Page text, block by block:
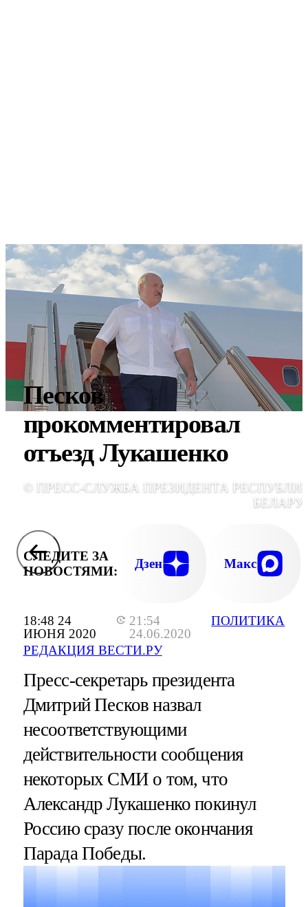
18:48 24
ИЮНЯ 2020
21:54
24.06.2020
РЕДАКЦИЯ ВЕСТИ.РУ
ПОЛИТИКА
Песков
прокомментировал
отъезд Лукашенко
© ПРЕСС-СЛУЖБА ПРЕЗИДЕНТА
СЛЕДИТЕ ЗА
НОВОСТЯМИ:
Дзен Макс
Пресс-секретарь президента
Дмитрий Песков назвал
несоответствующими
действительности сообщения
некоторых СМИ о том, что
Александр Лукашенко покинул
Россию сразу после окончания
Парада Победы.